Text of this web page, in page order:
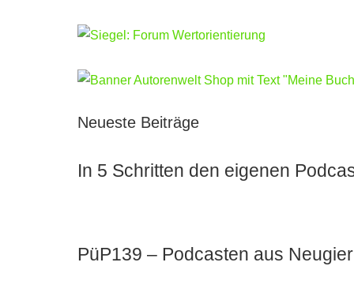
Neueste Beiträge
In 5 Schritten den eigenen
PüP139 – Podcasten aus